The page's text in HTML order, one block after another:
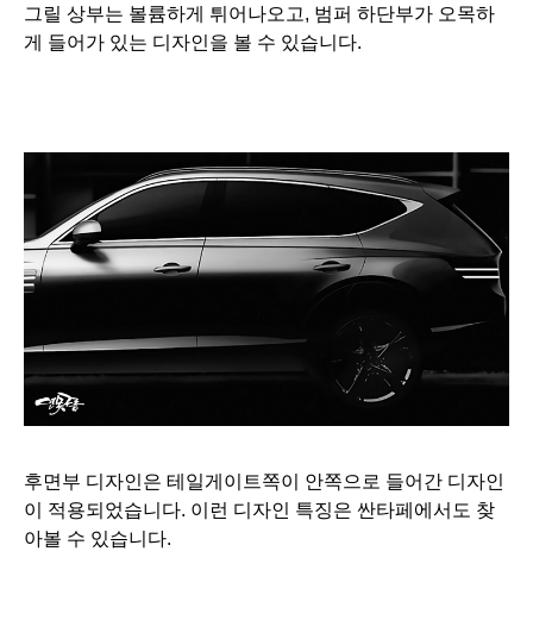
그릴 상부는 볼륨하게 튀어나오고, 범퍼 하단부가 오목하
게 들어가 있는 디자인을 볼 수 있습니다.
후면부 디자인은 테일게이트쪽이 안쪽으로 들어간 디자인
이 적용되었습니다. 이런 디자인 특징은 싼타페에서도 찾
아볼 수 있습니다.